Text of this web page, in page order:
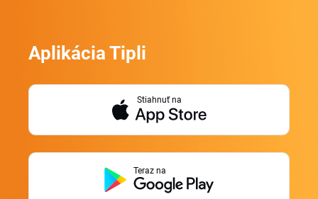
Aplikácia Tipli
Stiahnuť na
Teraz na